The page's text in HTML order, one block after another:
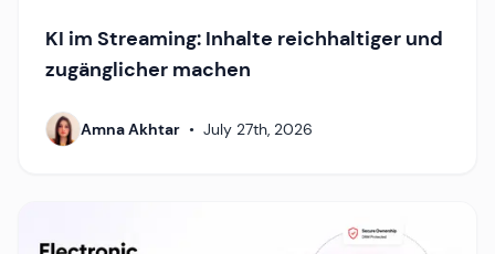
KI im Streaming: Inhalte reichhaltiger und
zugänglicher machen
Amna Akhtar • July 27th, 2026